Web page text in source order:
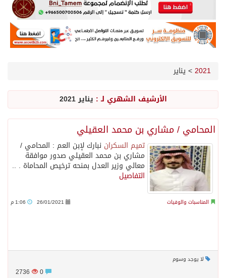
2021
> يناير
الأرشيف الشهري لـ : يناير 2021
المحامي / مشاري بن محمد العقيلي
تميم السكران نبارك لإبن العم : المحامي /
مشاري بن محمد العقيلي صدور موافقة
معالي وزير العدل بمنحه ترخيص المحاماة . ..
التفاصيل
المناسبات والوفيات 26/01/2021
لا يوجد وسوم
2736